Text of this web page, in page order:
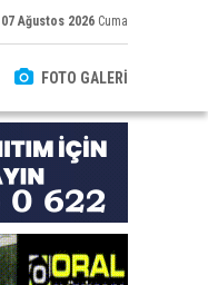
07 Ağustos 2026 Cuma
FOTO GALERİ